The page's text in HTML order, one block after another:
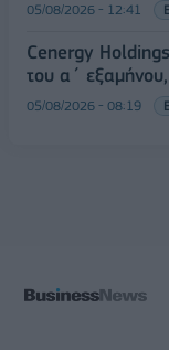
05/08/2026 - 12:41
Cenergy
του α΄
05/08/2026 - 08:19